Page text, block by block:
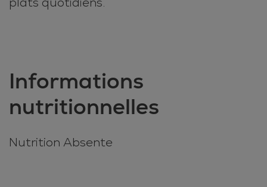
Informations
nutritionnelles
Nutrition Absente